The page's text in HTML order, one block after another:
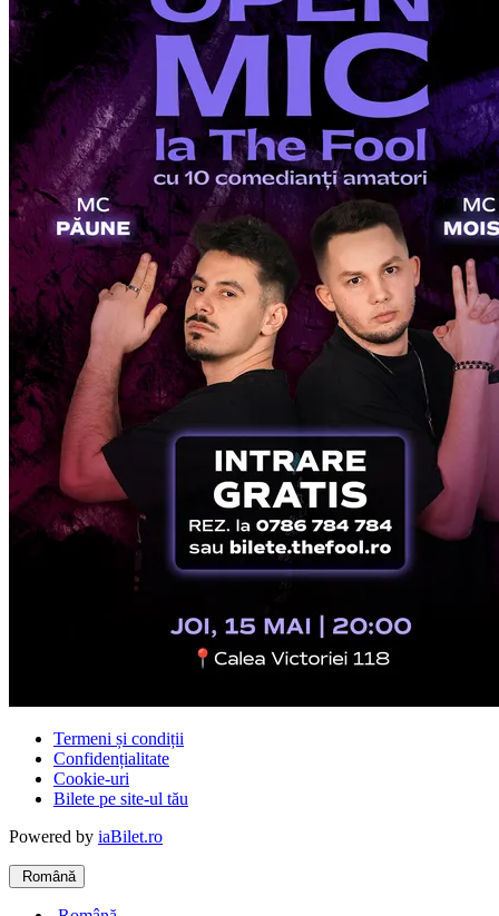
Termeni și condiții
Confidențialitate
Cookie-uri
Bilete pe site-ul tău
Powered by iaBilet.ro
Română